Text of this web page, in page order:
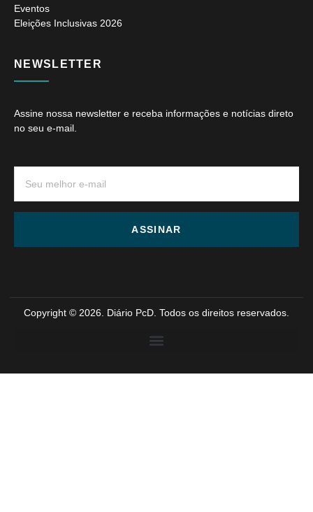
Eventos
Eleições Inclusivas 2026
NEWSLETTER
Assine nossa newsletter e receba informações e notícias direto
no seu e-mail.
ASSINAR
Copyright © 2026. Diário PcD. Todos os direitos reservados.